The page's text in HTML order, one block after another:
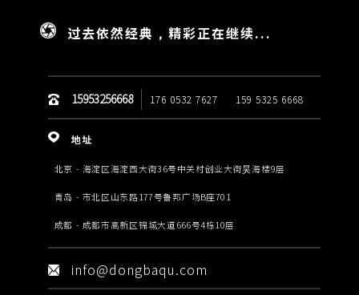
过去依然经典，精彩正在继续...
15953256668 176 0532 7627 159 5325 6668
地址
北京 - 海淀区海淀西大街36号中关村创业大街昊海楼9层
青岛 - 市北区山东路177号鲁邦广场B座701
成都 - 成都市高新区锦城大道666号4栋10层
info@dongbaqu.com